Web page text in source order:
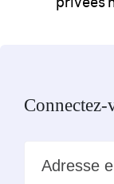
Adresse